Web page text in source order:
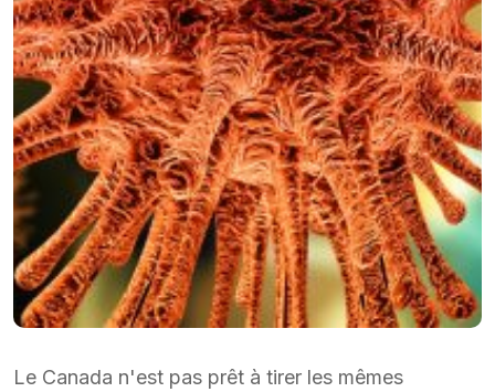
Le Canada n'est pas prêt à tirer les mêmes